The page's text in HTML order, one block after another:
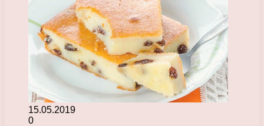
15.05.2019
0